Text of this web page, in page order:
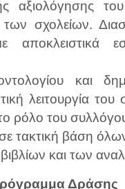
αξιολόγησης του
των σχολείων.
αποκλειστικά
και
λειτουργία του
ρόλο του
τακτική βάση
και των
Δράσης